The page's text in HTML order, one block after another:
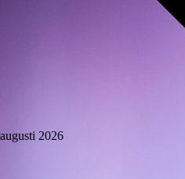
augusti 2026